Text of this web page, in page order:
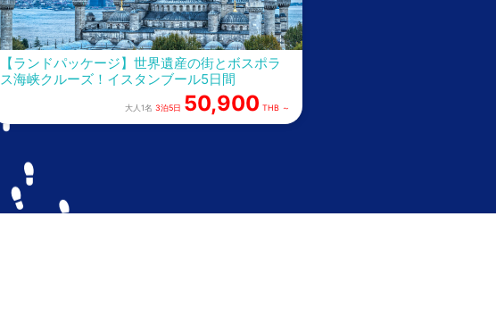
【ランドパッケージ】世界遺産の街とボスポラ
ス海峡クルーズ！イスタンブール5日間
大人1名 3泊5日 50,900 THB ～